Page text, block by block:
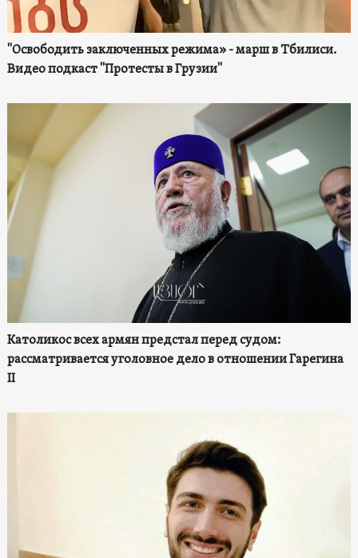
"Освободить заключенных режима» - марш в Тбилиси.
Видео подкаст "Протесты в Грузии"
Католикос всех армян предстал перед судом:
рассматривается уголовное дело в отношении Гарегина
II